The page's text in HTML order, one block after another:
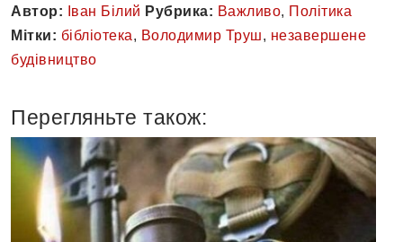
Автор: Іван Білий Рубрика: Важливо, Політика
Мітки: бібліотека, Володимир Труш, незавершене
будівництво
Перегляньте також: